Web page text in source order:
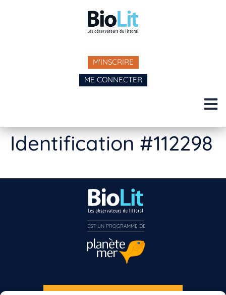
M'INSCRIRE
ME CONNECTER
Identification #112298